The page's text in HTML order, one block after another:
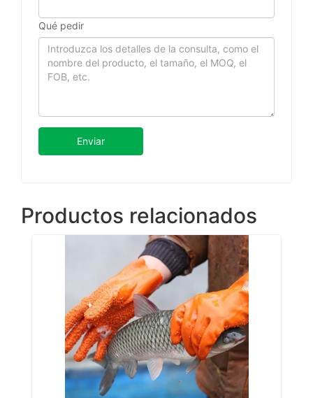
Qué pedir
Enviar
Productos relacionados